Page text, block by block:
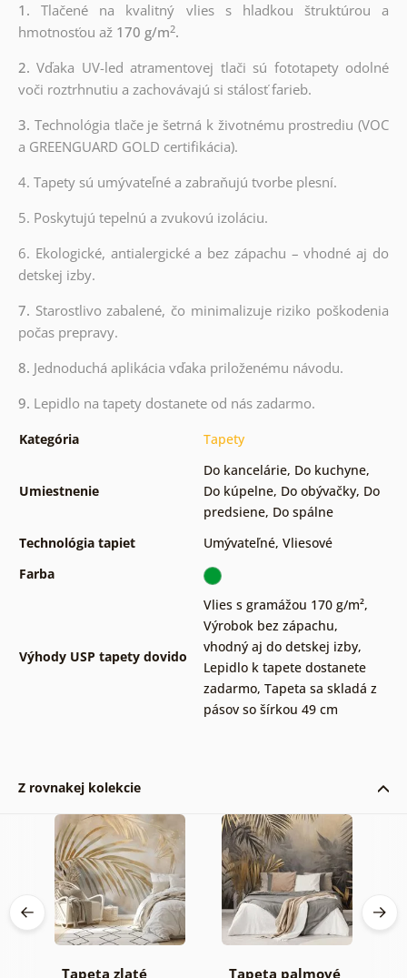
1.Tlačené na kvalitný vlies s hladkou štruktúrou a
hmotnosťou až170 g/m2.
2.Vďaka UV-led atramentovej tlači sú fototapety odolné
voči roztrhnutiu a zachovávajú si stálosť farieb.
3. Technológia tlače je šetrná k životnému prostrediu (VOC
a GREENGUARD GOLD certifikácia).
4. Tapety sú umývateľné a zabraňujú tvorbe plesní.
5. Poskytujú tepelnú a zvukovú izoláciu.
6. Ekologické, antialergické a bez zápachu – vhodné aj do
detskej izby.
7. Starostlivo zabalené, čo minimalizuje riziko poškodenia
počas prepravy.
8. Jednoduchá aplikácia vďaka priloženému návodu.
9. Lepidlo na tapety dostanete od nás zadarmo.
Kategória Tapety
Umiestnenie
Do kancelárie, Do kuchyne,
Do kúpelne, Do obývačky, Do
predsiene, Do spálne
Technológia tapiet
Umývateľné, Vliesové
Farba
Výhody USP tapety dovido
Vlies s gramážou 170 g/m²,
Výrobok bez zápachu,
vhodný aj do detskej izby,
Lepidlo k tapete dostanete
zadarmo, Tapeta sa skladá z
pásov so šírkou 49 cm
Z rovnakej kolekcie
Tapeta zlaté
Tapeta palmové